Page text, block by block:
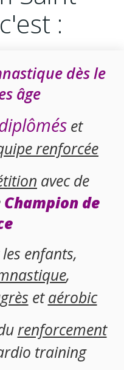
:
dès le
âge
et
renforcée
avec de
Champion de
enfants,
,
etaérobic
renforcement
training